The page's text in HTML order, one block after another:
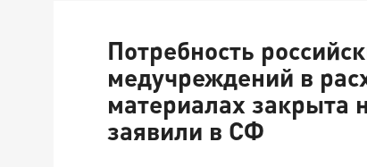
Потребность
медучреждений в
материалах закрыта
заявили в СФ